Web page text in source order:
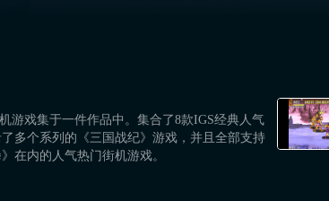
游戏集于一件作品中。集合了8款IGS经典人气
多个系列的《三国战纪》游戏，并且全部支持
在内的人气热门街机游戏。